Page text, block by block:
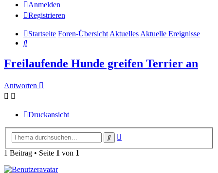
Anmelden
Registrieren
Startseite Foren-ÜbersichtAktuellesAktuelle Ereignisse
Suche
Freilaufende Hunde greifen Terrier an
Antworten
Druckansicht
Suche
1 Beitrag • Seite 1 von 1